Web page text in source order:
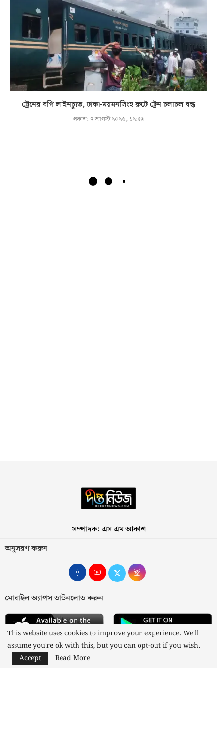
ট্রেনের বগি লাইনচ্যুত, ঢাকা-ময়মনসিংহ রুটে ট্রেন চলাচল বন্ধ
প্রকাশ: ৭ আগস্ট ২০২৬, ১২:৪৯
সম্পাদক: এস এম আকাশ
অনুসরণ করুন
মোবাইল অ্যাপস ডাউনলোড করুন
This website uses cookies to improve your experience. We'll
assume you're ok with this, but you can opt-out if you wish.
Accept
Read More